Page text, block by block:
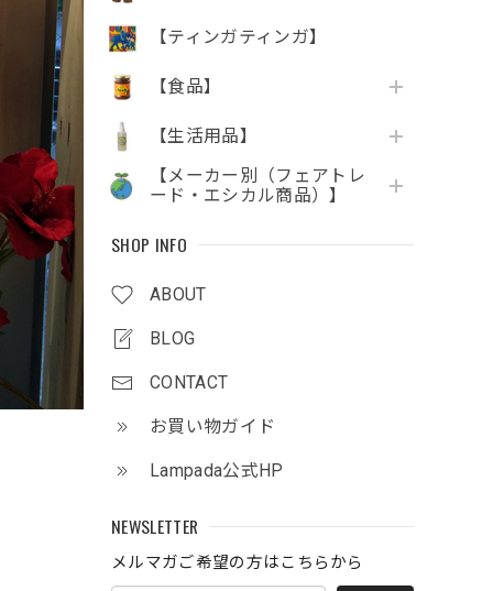
【ティンガティンガ】
【食品】
【生活用品】
【メーカー別（フェアトレ
ード・エシカル商品）】
SHOP INFO
ABOUT
BLOG
CONTACT
お買い物ガイド
Lampada公式HP
NEWSLETTER
メルマガご希望の方はこちらから